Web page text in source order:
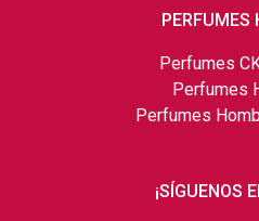
PERFUMES
Perfumes
Perfumes
Perfumes
¡SÍGUENOS